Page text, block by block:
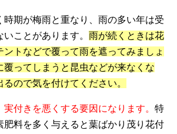
時期が梅雨と重なり、雨の多い年は受
ことがあります。 雨が続くときは花
トなどで覆って雨を遮ってみましょ
覆ってしまうと昆虫などが来なくな
ので気を付けてください。
付きを悪くする要因になります。 特
肥料を多く与えると葉ばかり茂り花付